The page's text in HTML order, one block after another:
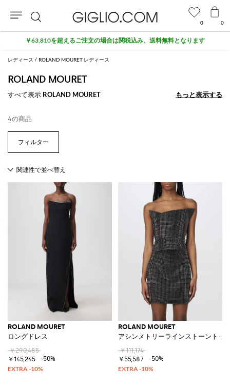
レディース ROLAND MOURET レディース
ROLAND MOURET
すべて表示 ROLAND MOURET もっと表示する
もっと表示する
4の商品
ROLAND MOURET
ロングドレス
￥290,485
￥145,245
-50%
ROLAND MOURET
アシンメトリーラインストーントッ
￥111,174
￥55,587
-50%
0 0
検
索
￥63,810を超えるご注文の場合は関税込み、送料無料となります